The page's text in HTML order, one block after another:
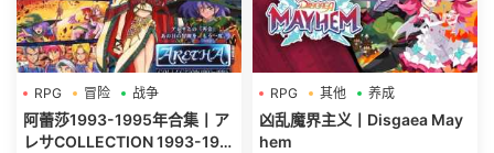
RPG 冒险 战争
阿蕾莎1993-1995年合集丨ア
レサCOLLECTION 1993-199
RPG 其他 养成
凶乱魔界主义丨Disgaea May
hem